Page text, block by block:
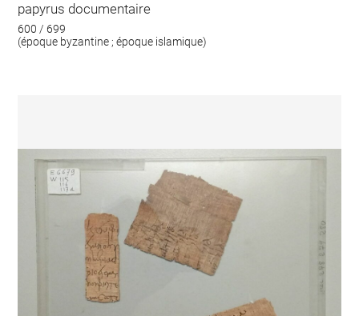
papyrus documentaire
600 / 699
(époque byzantine ; époque islamique)